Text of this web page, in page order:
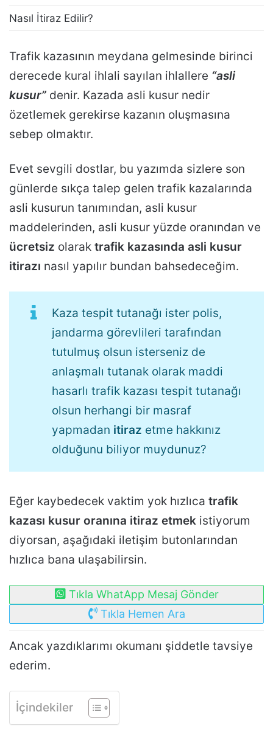
Nasıl İtiraz Edilir?
Trafik kazasının meydana gelmesinde birinci
derecede kural ihlali sayılan ihlallere “asli
kusur” denir. Kazada asli kusur nedir
özetlemek gerekirse kazanın oluşmasına
sebep olmaktır.
Evet sevgili dostlar, bu yazımda sizlere son
günlerde sıkça talep gelen trafik kazalarında
asli kusurun tanımından, asli kusur
maddelerinden, asli kusur yüzde oranından ve
ücretsiz olarak trafik kazasında asli kusur
itirazı nasıl yapılır bundan bahsedeceğim.
Kaza tespit tutanağı ister polis,
jandarma görevlileri tarafından
tutulmuş olsun isterseniz de
anlaşmalı tutanak olarak maddi
hasarlı trafik kazası tespit tutanağı
olsun herhangi bir masraf
yapmadan itiraz etme hakkınız
olduğunu biliyor muydunuz?
Eğer kaybedecek vaktim yok hızlıca trafik
kazası kusur oranına itiraz etmek istiyorum
diyorsan, aşağıdaki iletişim butonlarından
hızlıca bana ulaşabilirsin.
Tıkla WhatApp Mesaj Gönder
Tıkla Hemen Ara
Ancak yazdıklarımı okumanı şiddetle tavsiye
ederim.
İçindekiler